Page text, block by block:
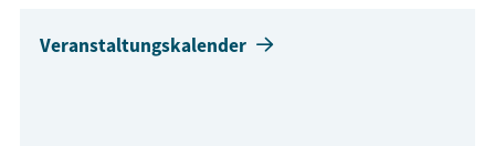
Veranstaltungskalender